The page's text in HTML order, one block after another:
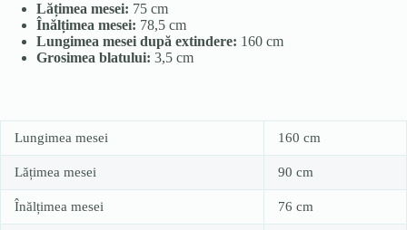
Lățimea mesei: 75 cm
Înălțimea mesei: 78,5 cm
Lungimea mesei după extindere: 160 cm
Grosimea blatului: 3,5 cm
Lungimea mesei 160 cm
Lățimea mesei 90 cm
Înălțimea mesei 76 cm